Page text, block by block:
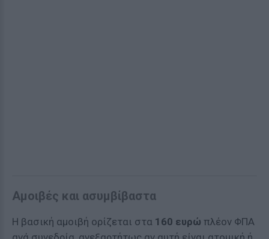
Αμοιβές και ασυμβίβαστα
Η βασική αμοιβή ορίζεται στα 160 ευρώ πλέον ΦΠΑ